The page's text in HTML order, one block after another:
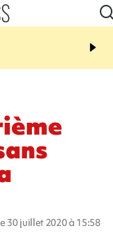
13:09
Des
font cinq morts en
30 juillet 2020 à 15:58